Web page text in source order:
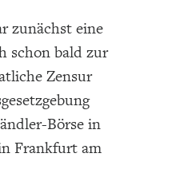
zunächst eine
schon bald zur
Zensur
Börse in
Frankfurt am